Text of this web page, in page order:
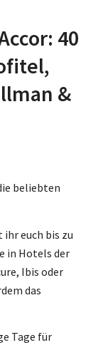
40
&
beliebten
euch bis zu
in Hotels der
Ibis oder
das
Tage für